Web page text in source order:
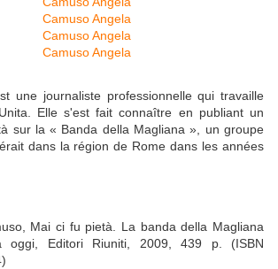
une journaliste professionnelle qui travaille
Elle s'est fait connaître en publiant un
sur la « Banda della Magliana », un groupe
dans la région de Rome dans les années
Mai ci fu pietà. La banda della Magliana
oggi, Editori Riuniti, 2009, 439 p. (ISBN